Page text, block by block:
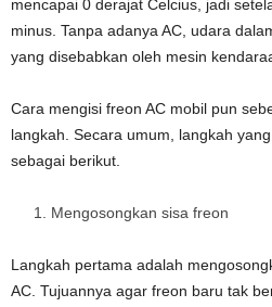
mencapai 0 derajat Celcius, jadi
minus. Tanpa adanya AC, udara
yang disebabkan oleh mesin
Cara mengisi freon AC mobil pun
langkah. Secara umum, langkah
sebagai berikut.
Mengosongkan sisa freon
Langkah pertama adalah
AC. Tujuannya agar freon baru tak